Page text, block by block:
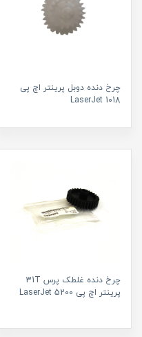
چرخ دنده دوبل پرینتر اچ پی
LaserJet 1018
چرخ دنده غلطک پرس 31T
پرینتر اچ پی LaserJet 5200